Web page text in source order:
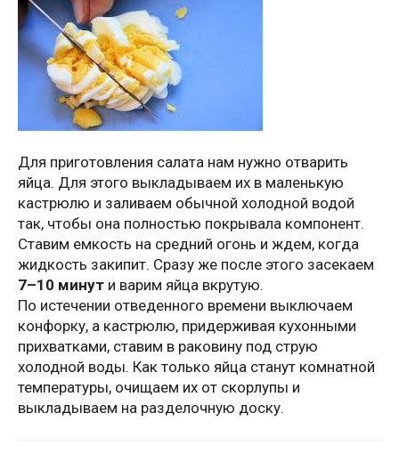
Для приготовления салата нам нужно отварить
яйца. Для этого выкладываем их в маленькую
кастрюлю и заливаем обычной холодной водой
так, чтобы она полностью покрывала компонент.
Ставим емкость на средний огонь и ждем, когда
жидкость закипит. Сразу же после этого засекаем
7–10 минут и варим яйца вкрутую.
По истечении отведенного времени выключаем
конфорку, а кастрюлю, придерживая кухонными
прихватками, ставим в раковину под струю
холодной воды. Как только яйца станут комнатной
температуры, очищаем их от скорлупы и
выкладываем на разделочную доску.